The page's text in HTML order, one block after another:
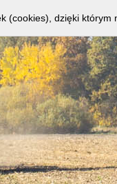
(cookies), dzięki którym